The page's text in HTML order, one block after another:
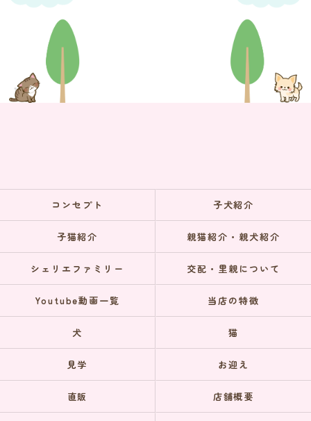
コンセプト 子犬紹介
子猫紹介 親猫紹介・親犬紹介
シェリエファミリー 交配・里親について
Youtube動画一覧 当店の特徴
犬 猫
見学 お迎え
直販 店舗概要